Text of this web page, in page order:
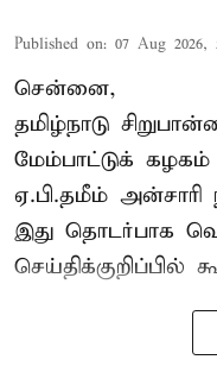
Published on: 07 Aug 2026,
சென்னை,
தமிழ்நாடு
மேம்பாட்டுக்
ஏ.பி.தமீம்
இது தொடர்பாக
செய்திக்குறிப்பில்